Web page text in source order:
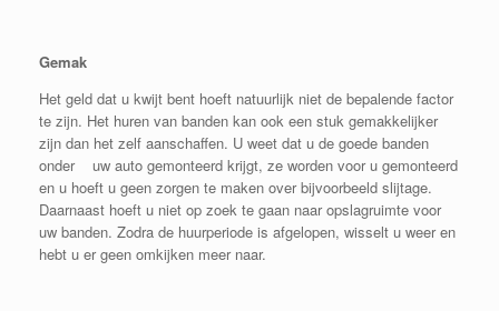
Gemak
Het geld dat u kwijt bent hoeft natuurlijk niet de bepalende factor
te zijn. Het huren van banden kan ook een stuk gemakkelijker
zijn dan het zelf aanschaffen. U weet dat u de goede banden
onder uw auto gemonteerd krijgt, ze worden voor u gemonteerd
en u hoeft u geen zorgen te maken over bijvoorbeeld slijtage.
Daarnaast hoeft u niet op zoek te gaan naar opslagruimte voor
uw banden. Zodra de huurperiode is afgelopen, wisselt u weer en
hebt u er geen omkijken meer naar.